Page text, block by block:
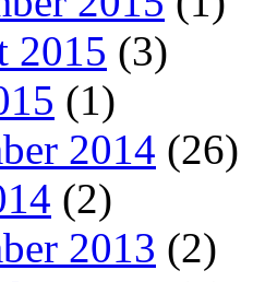
2015 (3)
(1)
2014 (26)
(2)
2013 (2)